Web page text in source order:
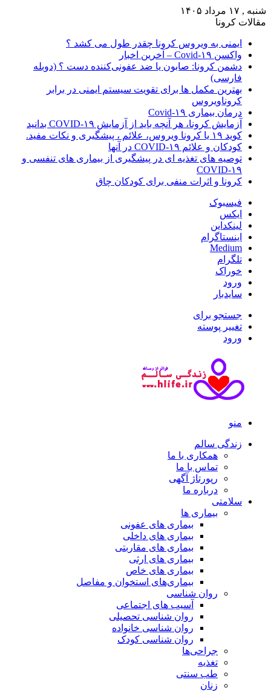
شنبه , ۱۷ مرداد ۱۴۰۵
مقالات کرونا
ایمنی به ویروس کرونا چقدر طول می کشد ؟
واکسن Covid-۱۹ – آخرین اخبار
دشمن کرونا: صابون یا ضد عفونی‌کننده دست ؟ (دوبله
فارسی)
بهترین مکمل ها برای تقویت سیستم ایمنی در برابر
کروناویروس
درمان بیماری Covid-۱۹
آزمایش کرونا، هر آنچه باید از آزمایش COVID-۱۹ بدانید
کوید ۱۹ یا کرونا ویروس، علائم ، پیشگیری و نکات مفید.
کودکان و علائم COVID-۱۹ در آنها
توصیه های تغذیه ای در پیشگیری از بیماری های تنفسی و
COVID-۱۹
کرونا و اثرات منفی برای کودکان چاق
فیسبوک
ایکس
لینکداین
اینستاگرام
Medium
تلگرام
خوراک
ورود
سایدبار
جستجو برای
تغییر پوسته
ورود
منو
زندگی سالم
همکاری با ما
تماس با ما
رپورتاژ آگهی
درباره ما
سلامتی
بیماری ها
بیماری های عفونی
بیماری های داخلی
بیماری های مقاربتی
بیماری های ارثی
بیماری های خاص
بیماری‌های استخوان و مفاصل
روان شناسی
آسیب های اجتماعی
روان شناسی تحصیلی
روان شناسی خانواده
روان شناسی کودک
جراحی‌ها
تغذیه
طب سنتی
زنان